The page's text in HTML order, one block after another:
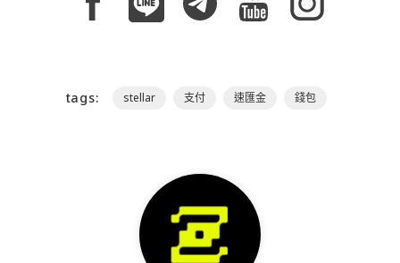
tags: stellar 支付 速匯金 錢包